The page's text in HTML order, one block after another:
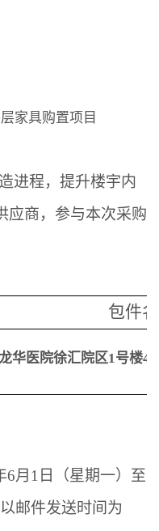
家具购置项目
进程，提升楼宇内
应商，参与本次采购
包件
华医院徐汇院区1号楼
6月 1 日（星期一）至
邮件发送时间为